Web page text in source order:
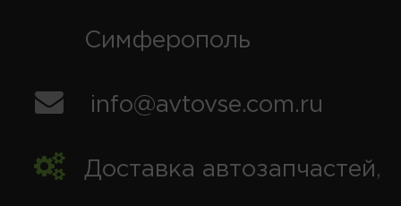
Симферополь
info@avtovse.com.ru
Доставка автозапчастей,